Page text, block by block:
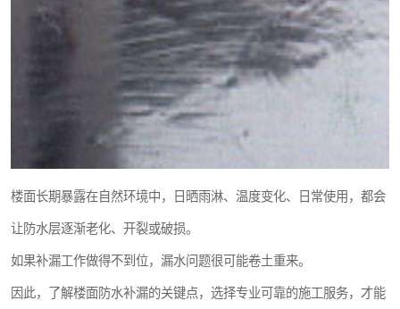
楼面长期暴露在自然环境中，日晒雨淋、温度变化、日常使用，都会
让防水层逐渐老化、开裂或破损。
如果补漏工作做得不到位，漏水问题很可能卷土重来。
因此，了解楼面防水补漏的关键点，选择专业可靠的施工服务，才能